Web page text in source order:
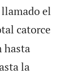
el
catorce
hasta
la